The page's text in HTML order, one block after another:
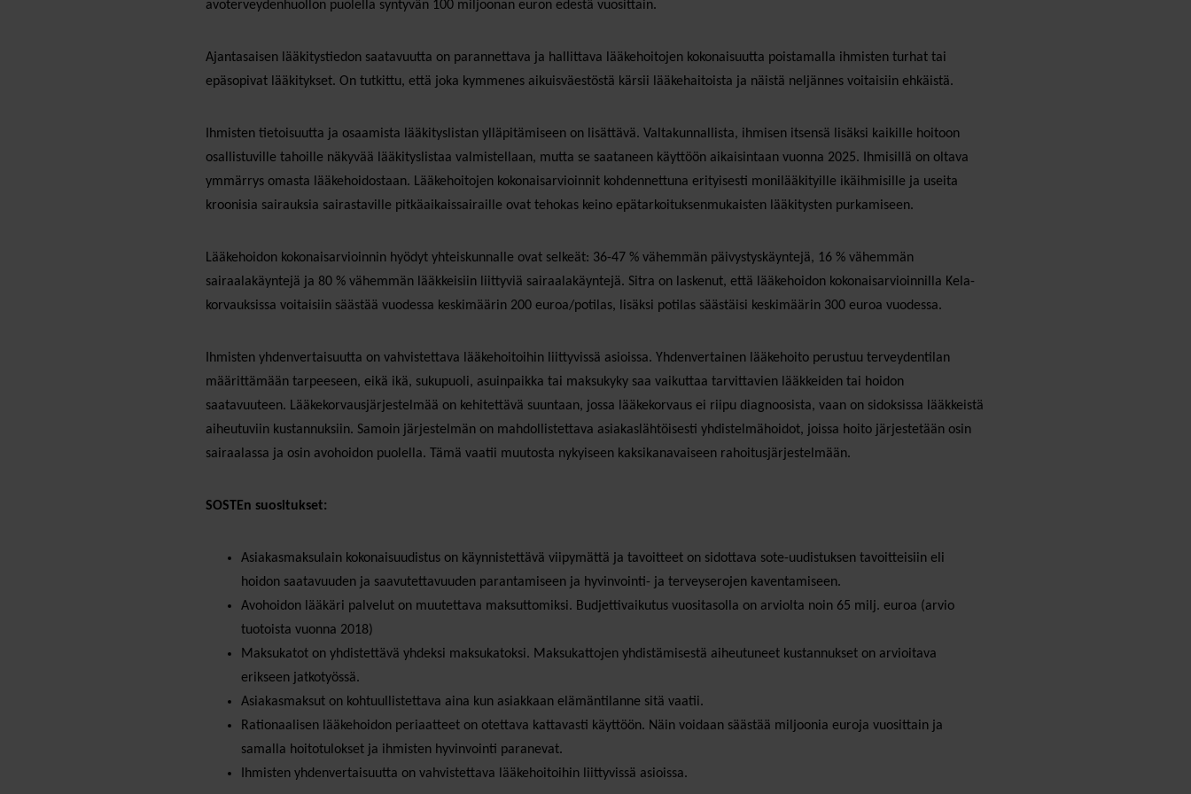
avoterveydenhuollon puolella syntyvän 100 miljoonan euron edestä vuosittain.
Ajantasaisen lääkitystiedon saatavuutta on parannettava ja hallittava lääkehoitojen kokonaisuutta poistamalla ihmisten turhat tai
epäsopivat lääkitykset. On tutkittu, että joka kymmenes aikuisväestöstä kärsii lääkehaitoista ja näistä neljännes voitaisiin ehkäistä.
Ihmisten tietoisuutta ja osaamista lääkityslistan ylläpitämiseen on lisättävä. Valtakunnallista, ihmisen itsensä lisäksi kaikille hoitoon
osallistuville tahoille näkyvää lääkityslistaa valmistellaan, mutta se saataneen käyttöön aikaisintaan vuonna 2025. Ihmisillä on oltava
ymmärrys omasta lääkehoidostaan. Lääkehoitojen kokonaisarvioinnit kohdennettuna erityisesti monilääkityille ikäihmisille ja useita
kroonisia sairauksia sairastaville pitkäaikaissairaille ovat tehokas keino epätarkoituksenmukaisten lääkitysten purkamiseen.
Lääkehoidon kokonaisarvioinnin hyödyt yhteiskunnalle ovat selkeät: 36-47 % vähemmän päivystyskäyntejä, 16 % vähemmän
sairaalakäyntejä ja 80 % vähemmän lääkkeisiin liittyviä sairaalakäyntejä. Sitra on laskenut, että lääkehoidon kokonaisarvioinnilla Kela-
korvauksissa voitaisiin säästää vuodessa keskimäärin 200 euroa/potilas, lisäksi potilas säästäisi keskimäärin 300 euroa vuodessa.
Ihmisten yhdenvertaisuutta on vahvistettava lääkehoitoihin liittyvissä asioissa. Yhdenvertainen lääkehoito perustuu terveydentilan
määrittämään tarpeeseen, eikä ikä, sukupuoli, asuinpaikka tai maksukyky saa vaikuttaa tarvittavien lääkkeiden tai hoidon
saatavuuteen. Lääkekorvausjärjestelmää on kehitettävä suuntaan, jossa lääkekorvaus ei riipu diagnoosista, vaan on sidoksissa lääkkeistä
aiheutuviin kustannuksiin. Samoin järjestelmän on mahdollistettava asiakaslähtöisesti yhdistelmähoidot, joissa hoito järjestetään osin
sairaalassa ja osin avohoidon puolella. Tämä vaatii muutosta nykyiseen kaksikanavaiseen rahoitusjärjestelmään.
SOSTEn suositukset:
Asiakasmaksulain kokonaisuudistus on käynnistettävä viipymättä ja tavoitteet on sidottava sote-uudistuksen tavoitteisiin eli
hoidon saatavuuden ja saavutettavuuden parantamiseen ja hyvinvointi- ja terveyserojen kaventamiseen.
Avohoidon lääkäri palvelut on muutettava maksuttomiksi. Budjettivaikutus vuositasolla on arviolta noin 65 milj. euroa (arvio
tuotoista vuonna 2018)
Maksukatot on yhdistettävä yhdeksi maksukatoksi. Maksukattojen yhdistämisestä aiheutuneet kustannukset on arvioitava
erikseen jatkotyössä.
Asiakasmaksut on kohtuullistettava aina kun asiakkaan elämäntilanne sitä vaatii.
Rationaalisen lääkehoidon periaatteet on otettava kattavasti käyttöön. Näin voidaan säästää miljoonia euroja vuosittain ja
samalla hoitotulokset ja ihmisten hyvinvointi paranevat.
Ihmisten yhdenvertaisuutta on vahvistettava lääkehoitoihin liittyvissä asioissa.